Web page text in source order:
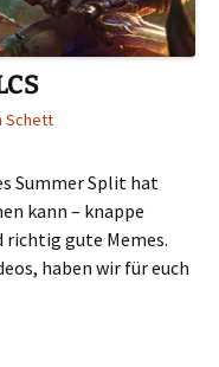
Schett
Summer Split hat
kann – knappe
richtig gute Memes.
haben wir für euch